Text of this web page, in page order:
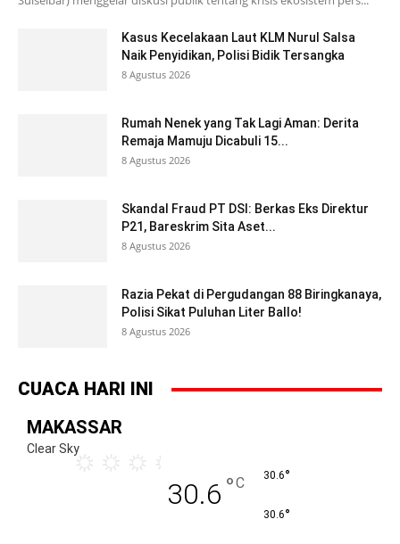
Kasus Kecelakaan Laut KLM Nurul Salsa
Naik Penyidikan, Polisi Bidik Tersangka
8 Agustus 2026
Rumah Nenek yang Tak Lagi Aman: Derita
Remaja Mamuju Dicabuli 15...
8 Agustus 2026
Skandal Fraud PT DSI: Berkas Eks Direktur
P21, Bareskrim Sita Aset...
8 Agustus 2026
Razia Pekat di Pergudangan 88 Biringkanaya,
Polisi Sikat Puluhan Liter Ballo!
8 Agustus 2026
CUACA HARI INI
MAKASSAR
Clear Sky
30.6 °C 30.6°
30.6°